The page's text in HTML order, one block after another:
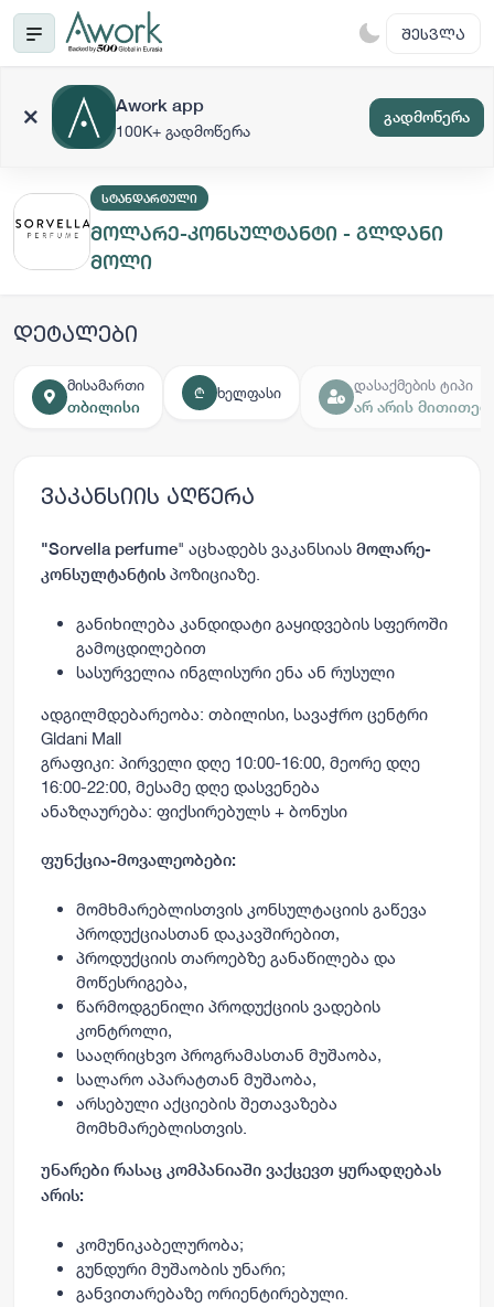
ᲨᲔᲡᲕᲚᲐ
Awork app
100K+ გადმოწერა
გადმოწერა
ᲡᲢᲐᲜᲓᲐᲠᲢᲣᲚᲘ
მოლარე-კონსულტანტი - გლდანი
მოლი
დეტალები
მისამართი
თბილისი
₾ ხელფასი
დასაქმების ტიპი
არ არის
ვაკანსიის აღწერა
"Sorvella perfume" აცხადებს ვაკანსიას მოლარე-
კონსულტანტის პოზიციაზე.
განიხილება კანდიდატი გაყიდვების სფეროში
გამოცდილებით
სასურველია ინგლისური ენა ან რუსული
ადგილმდებარეობა: თბილისი, სავაჭრო ცენტრი
Gldani Mall
გრაფიკი: პირველი დღე 10:00-16:00, მეორე დღე
16:00-22:00, მესამე დღე დასვენება
ანაზღაურება: ფიქსირებულს + ბონუსი
ფუნქცია-მოვალეობები:
მომხმარებლისთვის კონსულტაციის გაწევა
პროდუქციასთან დაკავშირებით,
პროდუქციის თაროებზე განაწილება და
მოწესრიგება,
წარმოდგენილი პროდუქციის ვადების
კონტროლი,
სააღრიცხვო პროგრამასთან მუშაობა,
სალარო აპარატთან მუშაობა,
არსებული აქციების შეთავაზება
მომხმარებლისთვის.
უნარები რასაც კომპანიაში ვაქცევთ ყურადღებას
არის:
კომუნიკაბელურობა;
გუნდური მუშაობის უნარი;
განვითარებაზე ორიენტირებული.